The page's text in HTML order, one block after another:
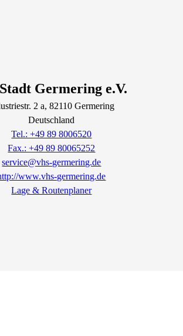
Germering e.V.
2 a, 82110Germering
Deutschland
Tel.: +49 89 8006520
Fax.: +49 89 80065252
service@vhs-germering.de
www.vhs-germering.de
Lage & Routenplaner